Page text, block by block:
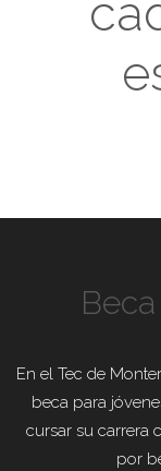
En el Tec de
beca para
cursar su carrera
por